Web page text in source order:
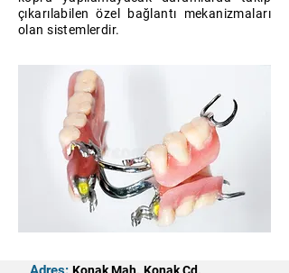
çıkarılabilen özel bağlantı mekanizmaları
olan sistemlerdir.